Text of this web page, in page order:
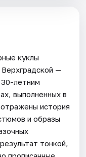
куклы
—
30-летним
выполненных в
отражены история
и образы
тонкой,